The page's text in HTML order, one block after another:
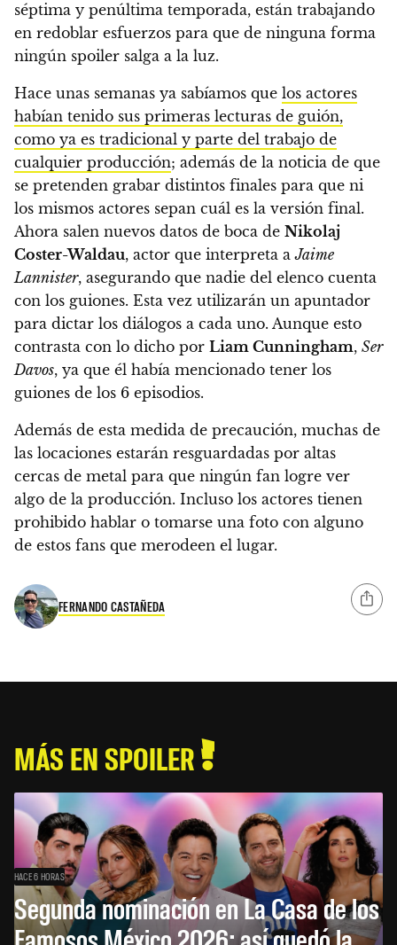
séptima y penúltima temporada, están trabajando
en redoblar esfuerzos para que de ninguna forma
ningún spoiler salga a la luz.
Hace unas semanas ya sabíamos que los actores
habían tenido sus primeras lecturas de guión,
como ya es tradicional y parte del trabajo de
cualquier producción; además de la noticia de que
se pretenden grabar distintos finales para que ni
los mismos actores sepan cuál es la versión final.
Ahora salen nuevos datos de boca de Nikolaj
Coster-Waldau, actor que interpreta aJaime
Lannister, asegurando que nadie del elenco cuenta
con los guiones. Esta vez utilizarán un apuntador
para dictar los diálogos a cada uno. Aunque esto
contrasta con lo dicho por Liam Cunningham, Ser
Davos, ya que él había mencionado tener los
guiones de los 6 episodios.
Además de esta medida de precaución, muchas de
las locaciones estarán resguardadas por altas
cercas de metal para que ningún fan logre ver
algo de la producción. Incluso los actores tienen
prohibido hablar o tomarse una foto con alguno
de estos fans que merodeen el lugar.
FERNANDO CASTAÑEDA
MÁS EN SPOILER
HACE 6 HORAS
Segunda nominación en La Casa de los